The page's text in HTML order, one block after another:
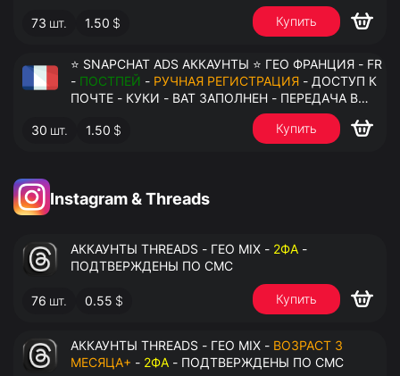
73 шт. 1.50 $ Купить
⭐ SNAPCHAT ADS АККАУНТЫ ⭐ ГЕО ФРАНЦИЯ - FR
- ПОСТПЕЙ - РУЧНАЯ РЕГИСТРАЦИЯ - ДОСТУП К
ПОЧТЕ - КУКИ - ВАТ ЗАПОЛНЕН - ПЕРЕДАЧА В
30 шт. 1.50 $ Купить
Instagram & Threads
АККАУНТЫ THREADS - ГЕО MIX - 2ФА -
ПОДТВЕРЖДЕНЫ ПО СМС
76 шт. 0.55 $ Купить
АККАУНТЫ THREADS - ГЕО MIX - ВОЗРАСТ 3
МЕСЯЦА+ - 2ФА - ПОДТВЕРЖДЕНЫ ПО СМС